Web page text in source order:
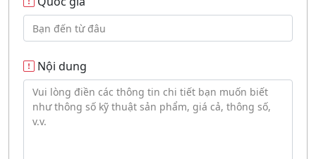
Nội dung